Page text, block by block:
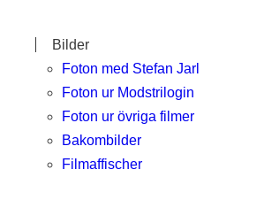
Bilder
Foton med Stefan Jarl
Foton ur Modstrilogin
Foton ur övriga filmer
Bakombilder
Filmaffischer